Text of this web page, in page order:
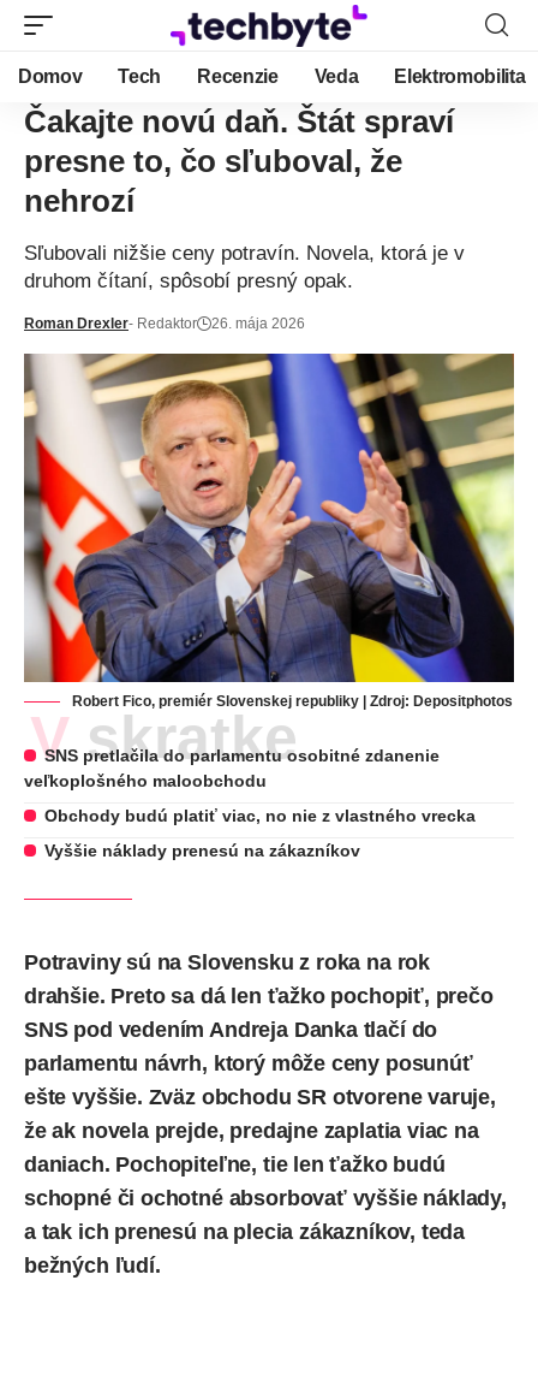
Domov Tech Recenzie Veda Elektromobilita
Čakajte novú daň. Štát spraví
presne to, čo sľuboval, že
nehrozí
Sľubovali nižšie ceny potravín. Novela, ktorá je v
druhom čítaní, spôsobí presný opak.
Roman Drexler- Redaktor 26. mája 2026
Robert Fico, premiér Slovenskej republiky | Zdroj: Depositphotos
V skratke
SNS pretlačila do parlamentu osobitné zdanenie
veľkoplošného maloobchodu
Obchody budú platiť viac, no nie z vlastného vrecka
Vyššie náklady prenesú na zákazníkov
Potraviny sú na Slovensku z roka na rok
drahšie. Preto sa dá len ťažko pochopiť, prečo
SNS pod vedením Andreja Danka tlačí do
parlamentu návrh, ktorý môže ceny posunúť
ešte vyššie. Zväz obchodu SR otvorene varuje,
že ak novela prejde, predajne zaplatia viac na
daniach. Pochopiteľne, tie len ťažko budú
schopné či ochotné absorbovať vyššie náklady,
a tak ich prenesú na plecia zákazníkov, teda
bežných ľudí.